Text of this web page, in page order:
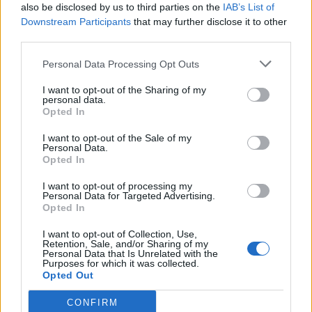
also be disclosed by us to third parties on the IAB’s List of
Downstream Participants that may further disclose it to other
Personal Data Processing Opt Outs
I want to opt-out of the Sharing of my
personal data.
Opted In
I want to opt-out of the Sale of my
Personal Data.
Opted In
I want to opt-out of processing my
Personal Data for Targeted Advertising.
Opted In
I want to opt-out of Collection, Use,
Retention, Sale, and/or Sharing of my
Personal Data that Is Unrelated with the
Purposes for which it was collected.
Opted Out
CONFIRM
afirma, ocorre por meio da neuroplasticidade, processo
pelo qual os circuitos neurais se reorganizam em
resposta às experiências.
“O principal desafio é preservar a capacidade de reflexão
profunda em um contexto marcado pela abundância de
informações e pela rápida evolução tecnológica. O
desenvolvimento depende de como o cérebro é
exercitado no cotidiano”, finalizou Fabiano de Abreu
Ígor Lopes
O “Millennium Estoril Open 2026” decorreu entre os
dias 18 e 26 de julho, no Clube de Ténis do Estoril, em
competição ao circuito “ATP Tour” na categoria “ATP
250”, depois de, na edição anterior, ter integrado o
conquistou o primeiro título ATP da carreira ao
derrotar o belga Alexander Blockx na final, encerrando
uma edição marcada pela elevada competitividade, pela
forte presença de tenistas portugueses e pela projeção
internacional do evento.
O torneio arrancou com a fase de qualificação, nos dias
18 e 19 de julho, reunindo dezenas de atletas em busca
de um lugar no quadro principal. A cerimónia de
abertura contou com a presença do presidente da
CONTINUAR A LER